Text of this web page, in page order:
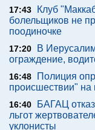
17:43
Клуб
болельщиков не
поодиночке
17:20
В
ограждение,
16:48
Полиция
происшествии"
16:40
БАГАЦ
льгот
уклонисты